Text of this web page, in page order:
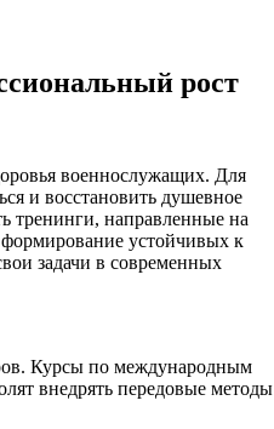
рост
военнослужащих. Для
и восстановить душевное
тренинги, направленные на
устойчивых к
задачи в современных
Курсы по международным
внедрять передовые методы